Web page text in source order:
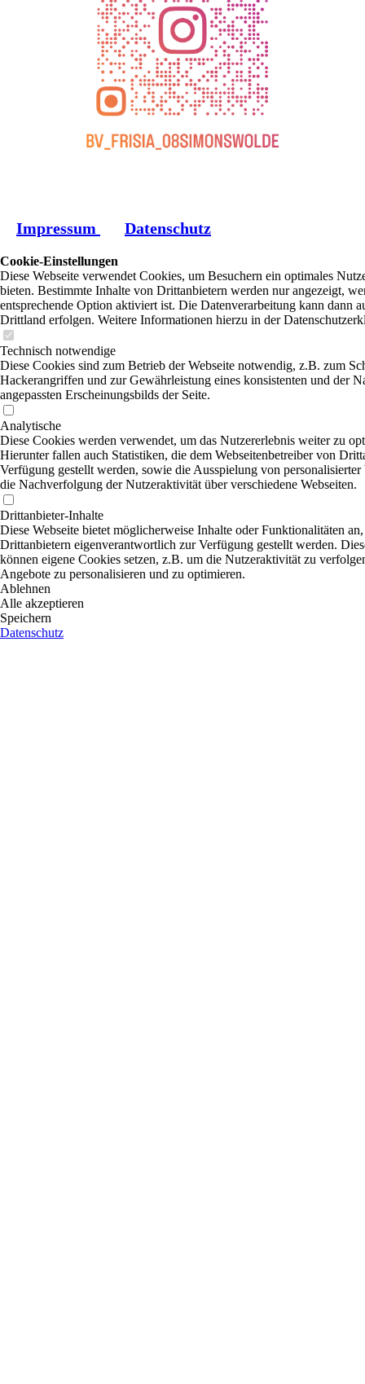
Impressum Datenschutz
Cookie-Einstellungen
Diese Webseite verwendet Cookies, um Besuchern ein optimales
bieten. Bestimmte Inhalte von Drittanbietern werden nur angezeigt,
entsprechende Option aktiviert ist. Die Datenverarbeitung kann dann
Drittland erfolgen. Weitere Informationen hierzu in der
Technisch notwendige
Diese Cookies sind zum Betrieb der Webseite notwendig, z.B. zum
Hackerangriffen und zur Gewährleistung eines konsistenten und der
angepassten Erscheinungsbilds der Seite.
Analytische
Diese Cookies werden verwendet, um das Nutzererlebnis weiter zu
Hierunter fallen auch Statistiken, die dem Webseitenbetreiber von
Verfügung gestellt werden, sowie die Ausspielung von
die Nachverfolgung der Nutzeraktivität über verschiedene Webseiten.
Drittanbieter-Inhalte
Diese Webseite bietet möglicherweise Inhalte oder Funktionalitäten
Drittanbietern eigenverantwortlich zur Verfügung gestellt werden.
können eigene Cookies setzen, z.B. um die Nutzeraktivität zu
Angebote zu personalisieren und zu optimieren.
Ablehnen
Alle akzeptieren
Speichern
Datenschutz